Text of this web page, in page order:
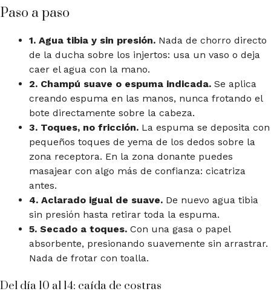
Paso a paso
1. Agua tibia y sin presión. Nada de chorro directo
de la ducha sobre los injertos: usa un vaso o deja
caer el agua con la mano.
2. Champú suave o espuma indicada. Se aplica
creando espuma en las manos, nunca frotando el
bote directamente sobre la cabeza.
3. Toques, no fricción. La espuma se deposita con
pequeños toques de yema de los dedos sobre la
zona receptora. En la zona donante puedes
masajear con algo más de confianza: cicatriza
antes.
4. Aclarado igual de suave. De nuevo agua tibia
sin presión hasta retirar toda la espuma.
5. Secado a toques. Con una gasa o papel
absorbente, presionando suavemente sin arrastrar.
Nada de frotar con toalla.
Del día 10 al 14: caída de costras